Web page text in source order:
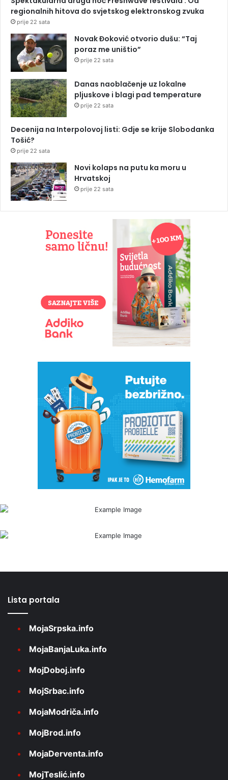
regionalnih hitova do svjetskog elektronskog zvuka
prije 22 sata
Novak Đoković otvorio dušu: “Taj
poraz me uništio”
prije 22 sata
Danas naoblačenje uz lokalne
pljuskove i blagi pad temperature
prije 22 sata
Decenija na Interpolovoj listi: Gdje se krije Slobodanka
Tošić?
prije 22 sata
Novi kolaps na putu ka moru u
Hrvatskoj
prije 22 sata
Lista portala
MojaSrpska.info
MojaBanjaLuka.info
MojDoboj.info
MojSrbac.info
MojaModriča.info
MojBrod.info
MojaDerventa.info
MojTeslić.info